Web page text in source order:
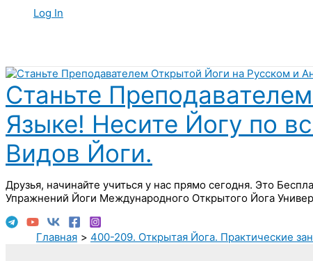
Log In
Станьте
Языке! Несите Йогу по
Видов Йоги.
Друзья, начинайте учиться у нас прямо сегодня. Это
Упражнений Йоги Международного Открытого Йога
Главная 400-209. Открытая Йога. Практические